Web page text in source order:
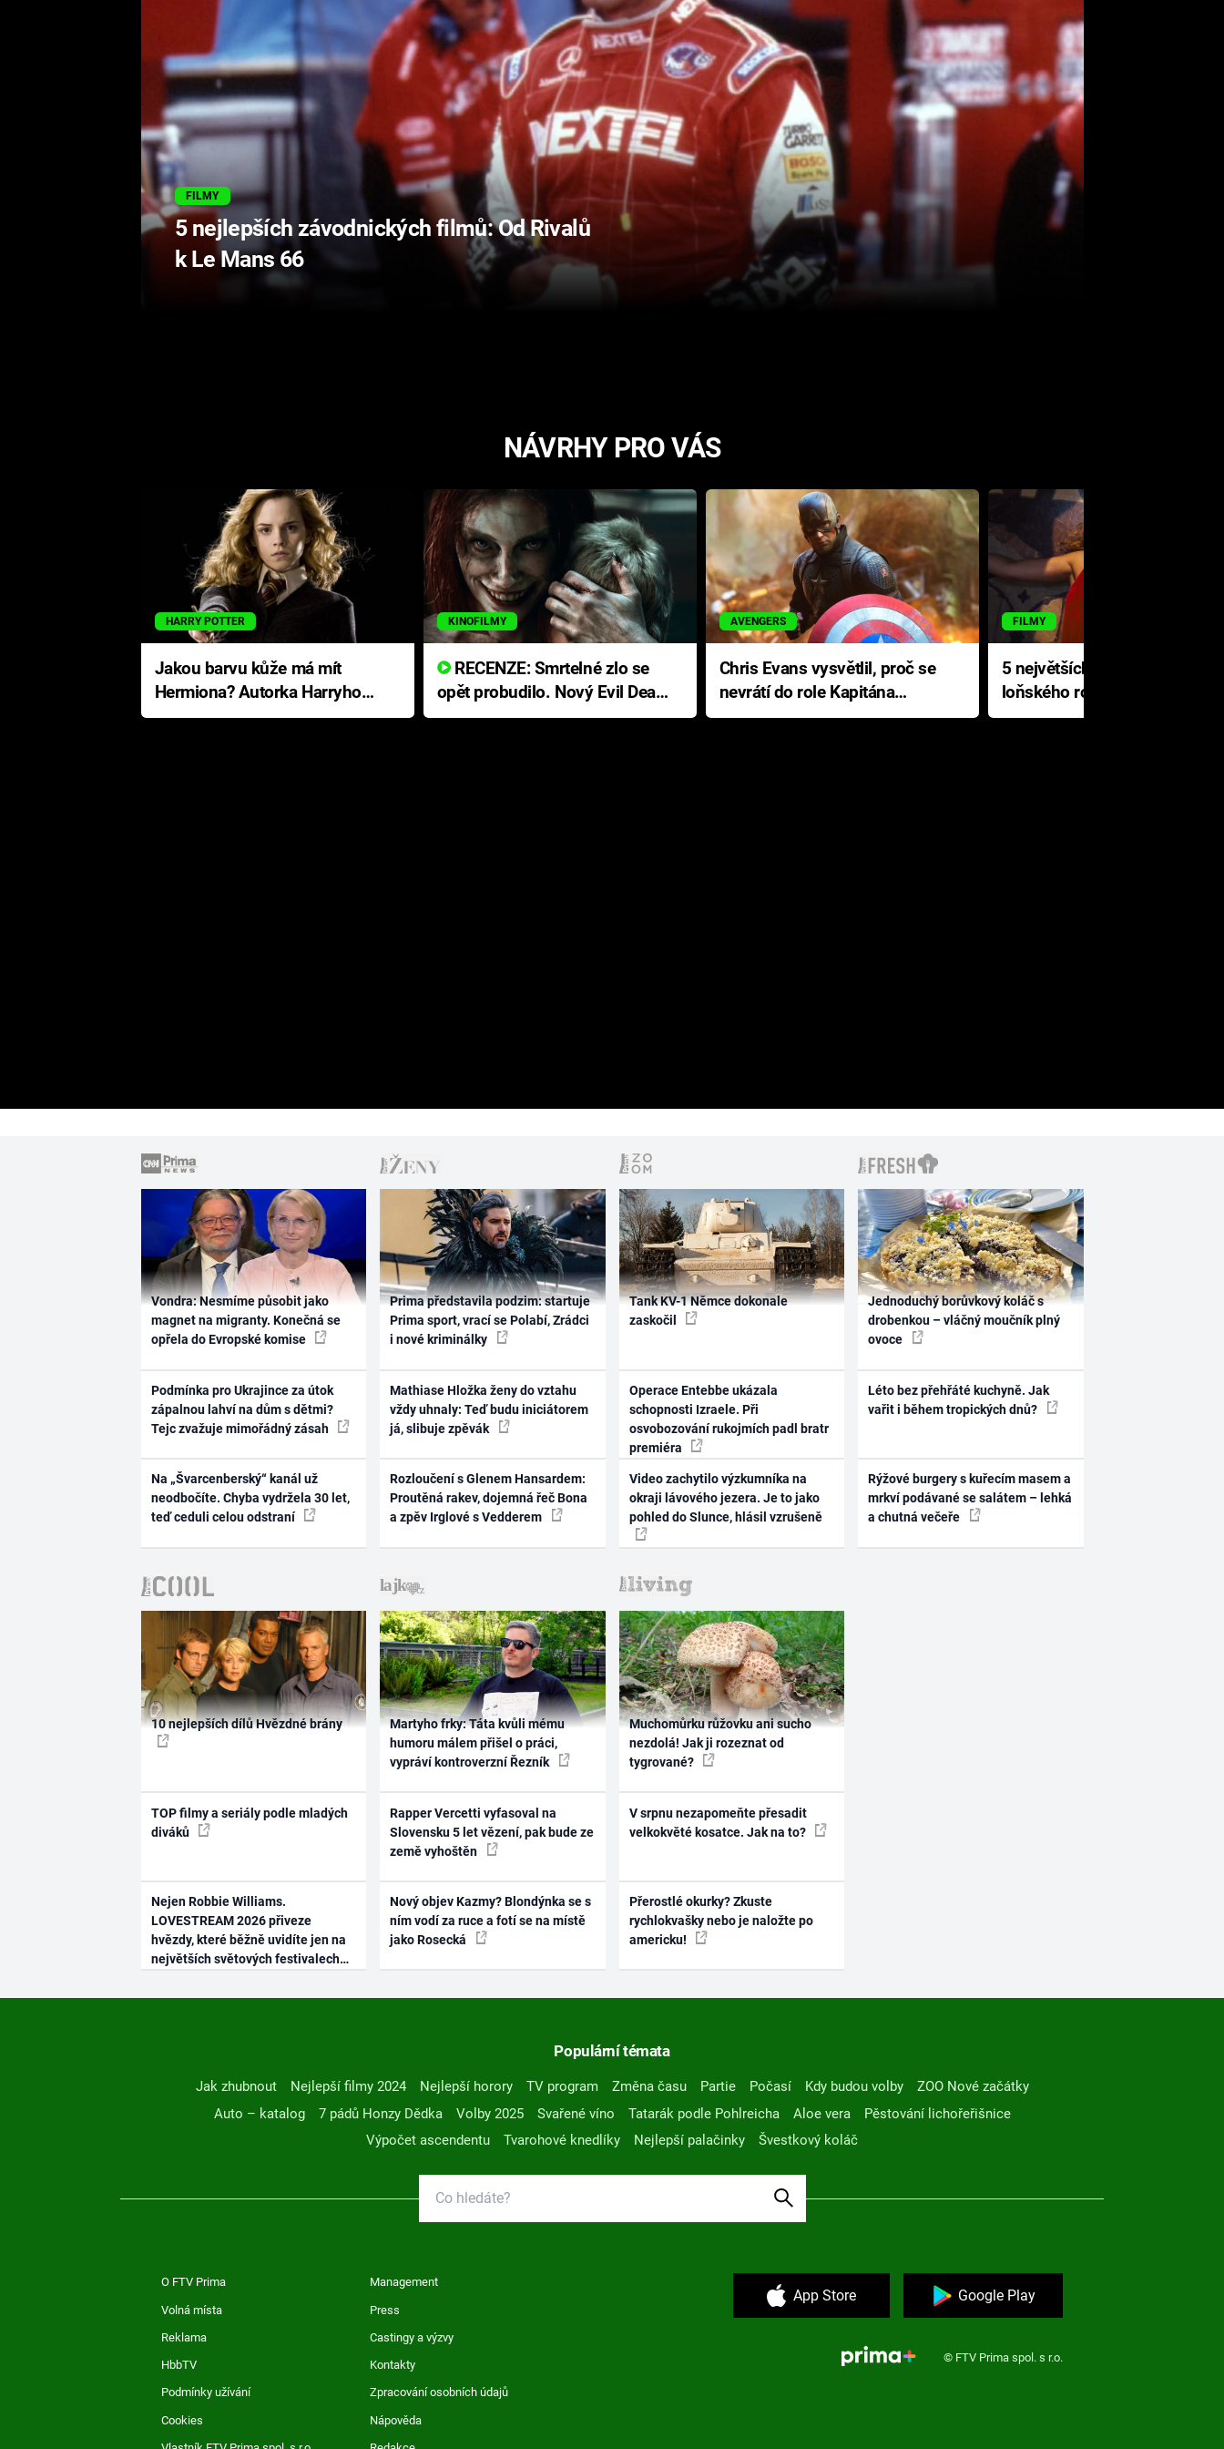
FILMY
5 nejlepších závodnických filmů: Od Rivalů
k Le Mans 66
NÁVRHY PRO VÁS
HARRY POTTER
Jakou barvu kůže má mít
Hermiona? Autorka Harryho
Pottera přišla s ráznou
KINOFILMY
RECENZE: Smrtelné zlo se
opět probudilo. Nový Evil Dead
přichází s neodolatelnou
AVENGERS
Chris Evans vysvětlil, proč se
nevrátí do role Kapitána
Ameriky
FILMY
5 největších propadáků
loňského roku: Disney na
jediné katastrofě prodělal 200
Vondra: Nesmíme působit jako
magnet na migranty. Konečná se
opřela do Evropské komise
Podmínka pro Ukrajince za útok
zápalnou lahví na dům s dětmi?
Tejc zvažuje mimořádný zásah
Na „Švarcenberský“ kanál už
neodbočíte. Chyba vydržela 30 let,
teď ceduli celou odstraní
Prima představila podzim: startuje
Prima sport, vrací se Polabí, Zrádci
i nové kriminálky
Mathiase Hložka ženy do vztahu
vždy uhnaly: Teď budu iniciátorem
já, slibuje zpěvák
Rozloučení s Glenem Hansardem:
Proutěná rakev, dojemná řeč Bona
a zpěv Irglové s Vedderem
Tank KV-1 Němce dokonale
zaskočil
Operace Entebbe ukázala
schopnosti Izraele. Při
osvobozování rukojmích padl bratr
premiéra
Video zachytilo výzkumníka na
okraji lávového jezera. Je to jako
pohled do Slunce, hlásil vzrušeně
Jednoduchý borůvkový koláč s
drobenkou – vláčný moučník plný
ovoce
Léto bez přehřáté kuchyně. Jak
vařit i během tropických dnů?
Rýžové burgery s kuřecím masem a
mrkví podávané se salátem – lehká
a chutná večeře
10 nejlepších dílů Hvězdné brány
TOP filmy a seriály podle mladých
diváků
Nejen Robbie Williams.
LOVESTREAM 2026 přiveze
hvězdy, které běžně uvidíte jen na
největších světových festivalech
Martyho frky: Táta kvůli mému
humoru málem přišel o práci,
vypráví kontroverzní Řezník
Rapper Vercetti vyfasoval na
Slovensku 5 let vězení, pak bude ze
země vyhoštěn
Nový objev Kazmy? Blondýnka se s
ním vodí za ruce a fotí se na místě
jako Rosecká
Muchomůrku růžovku ani sucho
nezdolá! Jak ji rozeznat od
tygrované?
V srpnu nezapomeňte přesadit
velkokvěté kosatce. Jak na to?
Přerostlé okurky? Zkuste
rychlokvašky nebo je naložte po
americku!
Populární témata
Jak zhubnout Nejlepší filmy 2024 Nejlepší horory TV program Změna času Partie Počasí Kdy budou volby
ZOO Nové začátky
Auto – katalog
7 pádů Honzy Dědka Volby 2025 Svařené víno Tatarák podle Pohlreicha Aloe vera
Pěstování lichořeřišnice
Výpočet ascendentu
Tvarohové knedlíky Nejlepší palačinky Švestkový koláč
O FTV Prima Management
Volná místa Press
Reklama Castingy a výzvy
HbbTV Kontakty
Podmínky užívání Zpracování osobních údajů
Cookies Nápověda
App Store Google Play
© FTV Prima spol. s r.o.